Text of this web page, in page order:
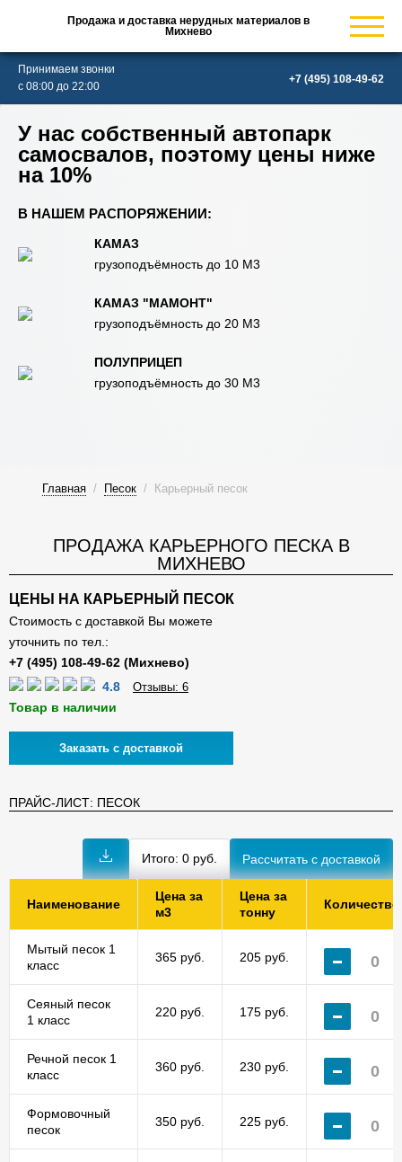
Продажа и доставка нерудных материалов в
Михнево
Принимаем звонки
с 08:00 до 22:00
В НАШЕМ РАСПОРЯЖЕНИИ:
КАМАЗ
грузоподъёмность до 10 М3
КАМАЗ "МАМОНТ"
грузоподъёмность до 20 М3
ПОЛУПРИЦЕП
грузоподъёмность до 30 М3
У нас собственный автопарк
самосвалов, поэтому цены ниже
на 10%
Главная / Песок / Карьерный песок
ПРОДАЖА КАРЬЕРНОГО ПЕСКА В
МИХНЕВО
ЦЕНЫ НА КАРЬЕРНЫЙ ПЕСОК
Стоимость с доставкой Вы можете
уточнить по тел.:
4.8 Отзывы: 6
Товар в наличии
Заказать с доставкой
ПРАЙС-ЛИСТ: ПЕСОК
Итого: 0 руб.
Наименование
Цена за
м3
Цена за
тонну
Количество
Мытый песок 1
класс
365 руб. 205 руб.
Сеяный песок
1 класс
220 руб. 175 руб.
Речной песок 1
класс
360 руб. 230 руб.
Формовочный
песок
350 руб. 225 руб.